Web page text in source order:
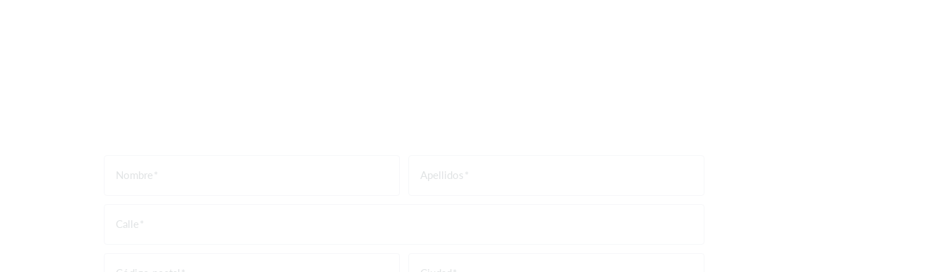
Nombre Apellidos
Calle